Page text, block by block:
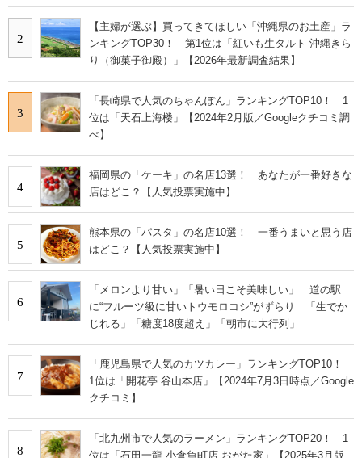
2
【主婦が選ぶ】買ってきてほしい「沖縄県のお土産」ラ
ンキングTOP30！ 第1位は「紅いも生タルト 沖縄きら
り（御菓子御殿）」【2026年最新調査結果】
3
「長崎県で人気のちゃんぽん」ランキングTOP10！ 1
位は「天石上海楼」【2024年2月版／Googleクチコミ調
べ】
4
福岡県の「ケーキ」の名店13選！ あなたが一番好きな
店はどこ？【人気投票実施中】
5
熊本県の「パスタ」の名店10選！ 一番うまいと思う店
はどこ？【人気投票実施中】
6
「メロンより甘い」「暑い日こそ美味しい」 道の駅
に“フルーツ級に甘いトウモロコシ”がずらり 「生でか
じれる」「糖度18度超え」「朝市に大行列」
7
「鹿児島県で人気のカツカレー」ランキングTOP10！
1位は「開花亭 谷山本店」【2024年7月3日時点／Google
クチコミ】
8
「北九州市で人気のラーメン」ランキングTOP20！ 1
位は「石田一龍 小倉魚町店 おがた家」【2025年3月版